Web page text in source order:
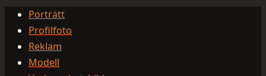
Porträtt
Profilfoto
Reklam
Modell